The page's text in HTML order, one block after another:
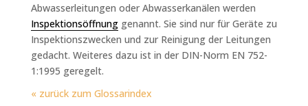
Abwasserleitungen oder Abwasserkanälen werden
Inspektionsöffnunggenannt. Sie sind nur für Geräte zu
Inspektionszwecken und zur Reinigung der Leitungen
gedacht. Weiteres dazu ist in der DIN-Norm EN 752-
1:1995 geregelt.
« zurück zum Glossarindex